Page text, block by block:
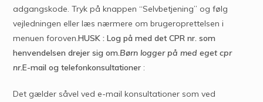
adgangskode. Tryk på knappen “Selvbetjening” og følg
vejledningen eller læs nærmere om brugeroprettelsen i
menuen foroven.HUSK : Log på med det CPR nr. som
henvendelsen drejer sig om.Børn logger på med eget cpr
nr.E-mail og telefonkonsultationer :
Det gælder såvel ved e-mail konsultationer som ved